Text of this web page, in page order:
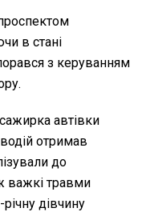
в стані
з керуванням
автівки
отримав
до
важкі травми
дівчину